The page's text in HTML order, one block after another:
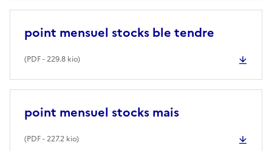
point mensuel stocks ble tendre
(PDF- 229.8 kio)
point mensuel stocks mais
(PDF- 227.2 kio)